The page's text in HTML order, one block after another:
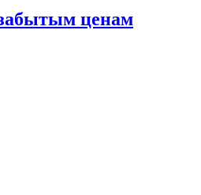
забытым ценам